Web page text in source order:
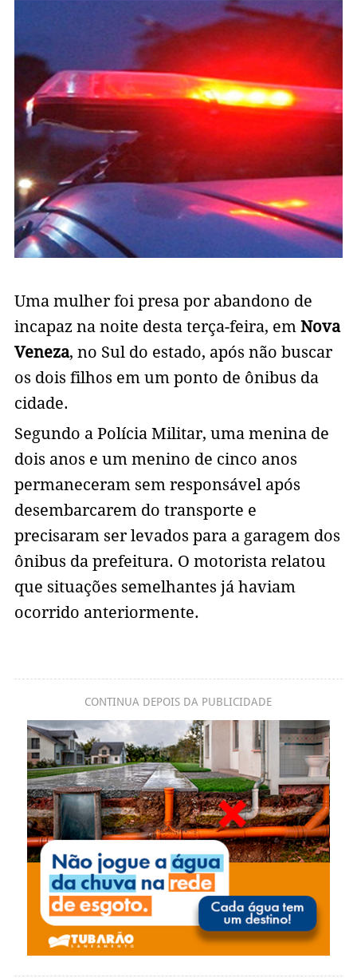
Uma mulher foi presa por abandono de
incapaz na noite desta terça-feira, em Nova
Veneza, no Sul do estado, após não buscar
os dois filhos em um ponto de ônibus da
cidade.
Segundo a Polícia Militar, uma menina de
dois anos e um menino de cinco anos
permaneceram sem responsável após
desembarcarem do transporte e
precisaram ser levados para a garagem dos
ônibus da prefeitura. O motorista relatou
que situações semelhantes já haviam
ocorrido anteriormente.
CONTINUA DEPOIS DA PUBLICIDADE